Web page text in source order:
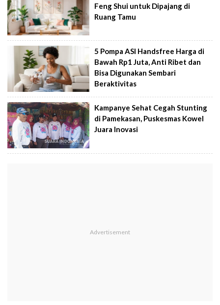
Feng Shui untuk Dipajang di
Ruang Tamu
5 Pompa ASI Handsfree Harga di
Bawah Rp1 Juta, Anti Ribet dan
Bisa Digunakan Sembari
Beraktivitas
Kampanye Sehat Cegah Stunting
di Pamekasan, Puskesmas Kowel
Juara Inovasi